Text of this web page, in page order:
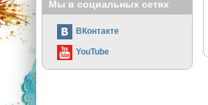
Мы в социальных сетях
ВКонтакте
YouTube